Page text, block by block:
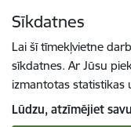
Sīkdatnes
Lai šī tīmekļvietne
sīkdatnes. Ar Jūsu
izmantotas statistikas
Lūdzu, atzīmējiet